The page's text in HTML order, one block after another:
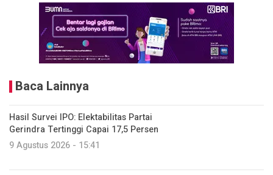
Baca Lainnya
Hasil Survei IPO: Elektabilitas Partai
Gerindra Tertinggi Capai 17,5 Persen
9 Agustus 2026 - 15:41